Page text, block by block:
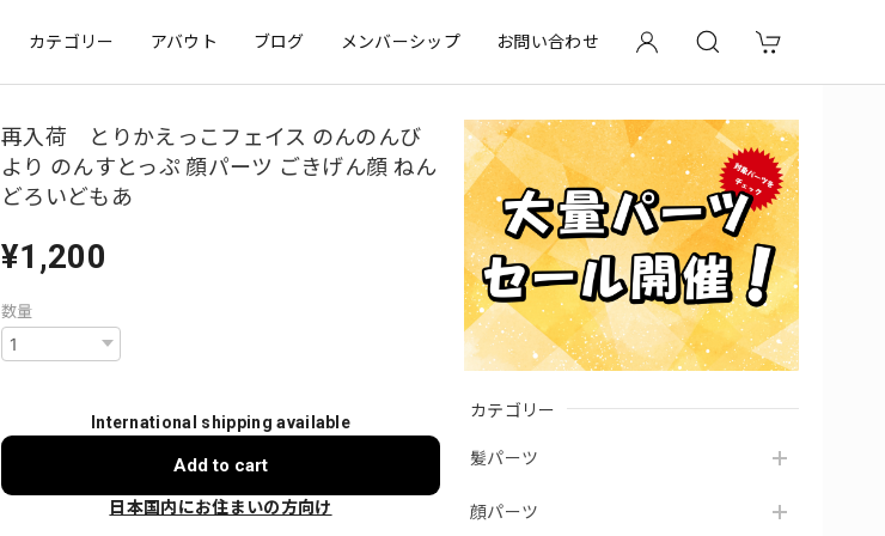
カテゴリー アバウト ブログ メンバーシップ お問い合わせ
カテゴリー
髪パーツ
顔パーツ
再入荷 とりかえっこフェイス のんのんび
より のんすとっぷ 顔パーツ ごきげん顔 ねん
どろいどもあ
¥1,200
数量
International shipping available
Add to cart
日本国内にお住まいの方向け